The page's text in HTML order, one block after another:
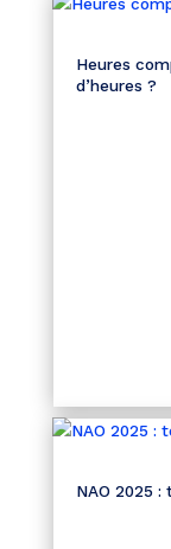
Heures
d’heures ?
NAO 2025 :